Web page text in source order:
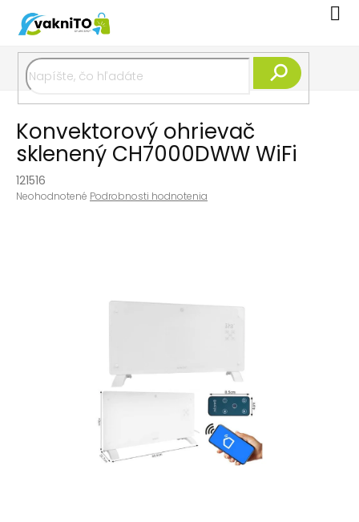
obsah
Konvektorový ohrievač
sklenený CH7000DWW WiFi
121516
Priemerné
Neohodnotené Podrobnosti hodnotenia